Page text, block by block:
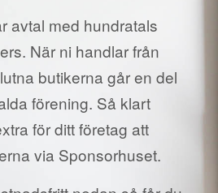
avtal med hundratals
När ni handlar från
butikerna går en del
förening. Så klart
för ditt företag att
via Sponsorhuset.